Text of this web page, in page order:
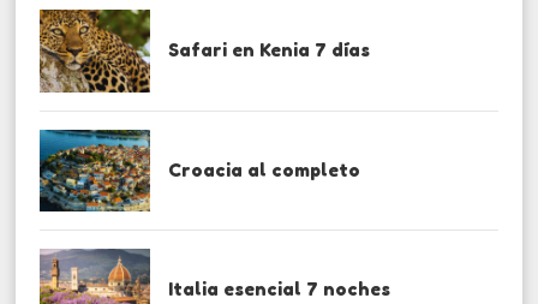
Safari en Kenia 7 días
Croacia al completo
Italia esencial 7 noches